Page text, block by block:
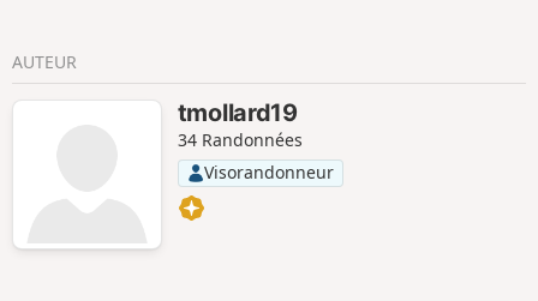
AUTEUR
tmollard19
34 Randonnées
Visorandonneur